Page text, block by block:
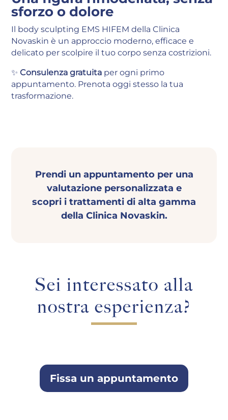
sforzo o dolore
Il body sculpting EMS HIFEM della Clinica
Novaskin è un approccio moderno, efficace e
delicato per scolpire il tuo corpo senza costrizioni.
✨Consulenza gratuita per ogni primo
appuntamento. Prenota oggi stesso la tua
trasformazione.
Prendi un appuntamento per una
valutazione personalizzata e
scopri i trattamenti di alta gamma
della Clinica Novaskin.
Sei interessato alla
nostra esperienza?
Fissa un appuntamento